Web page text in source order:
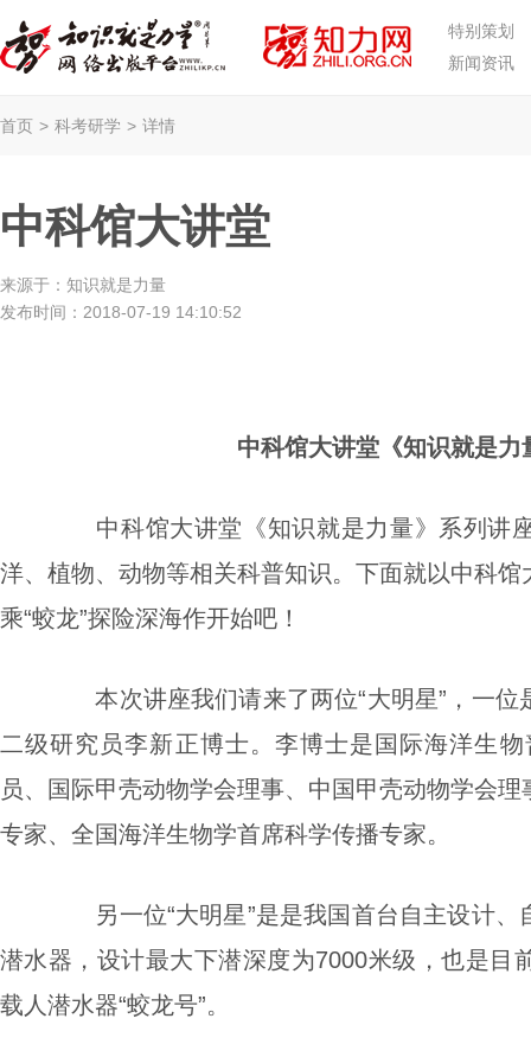
特别策划
新闻资讯
首页 > 科考研学 > 详情
中科馆大讲堂
来源于： 知识就是力量
发布时间： 2018-07-19 14:10:52
中科馆大讲堂《知识就是力
中科馆大讲堂《知识就是力量》系列讲
洋、植物、动物等相关科普知识。下面就以中科
乘“蛟龙”探险深海作开始吧！
本次讲座我们请来了两位“大明星”，一位
二级研究员李新正博士。李博士是国际海洋生
员、国际甲壳动物学会理事、中国甲壳动物学会
专家、全国海洋生物学首席科学传播专家。
另一位“大明星”是是我国首台自主设计、
潜水器，设计最大下潜深度为7000米级，也是目
载人潜水器“蛟龙号”。